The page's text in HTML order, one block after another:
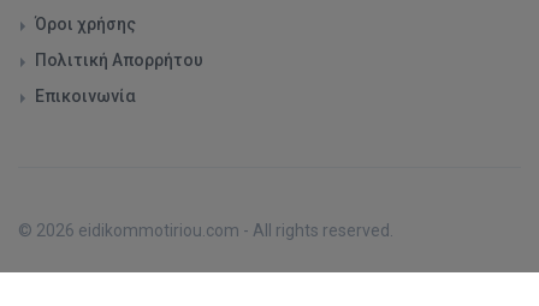
Όροι χρήσης
Πολιτική Απορρήτου
Επικοινωνία
© 2026 eidikommotiriou.com - All rights reserved.